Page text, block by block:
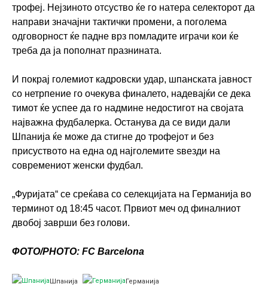
трофеј. Нејзиното отсуство ќе го натера селекторот да
направи значајни тактички промени, а поголема
одговорност ќе падне врз помладите играчи кои ќе
треба да ја пополнат празнината.
И покрај големиот кадровски удар, шпанската јавност
со нетрпение го очекува финалето, надевајќи се дека
тимот ќе успее да го надмине недостигот на својата
најважна фудбалерка. Останува да се види дали
Шпанија ќе може да стигне до трофејот и без
присуството на една од најголемите ѕвезди на
современиот женски фудбал.
„Фуријата“ се среќава со селекцијата на Германија во
терминот од 18:45 часот. Првиот меч од финалниот
двобој заврши без голови.
ФОТО/PHOTO: FC Barcelona
Шпанија Германија